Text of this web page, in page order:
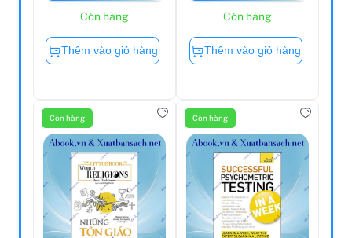
Còn hàng
Thêm vào giỏ hàng
Còn hàng
Thêm vào giỏ hàng
Còn hàng Còn hàng